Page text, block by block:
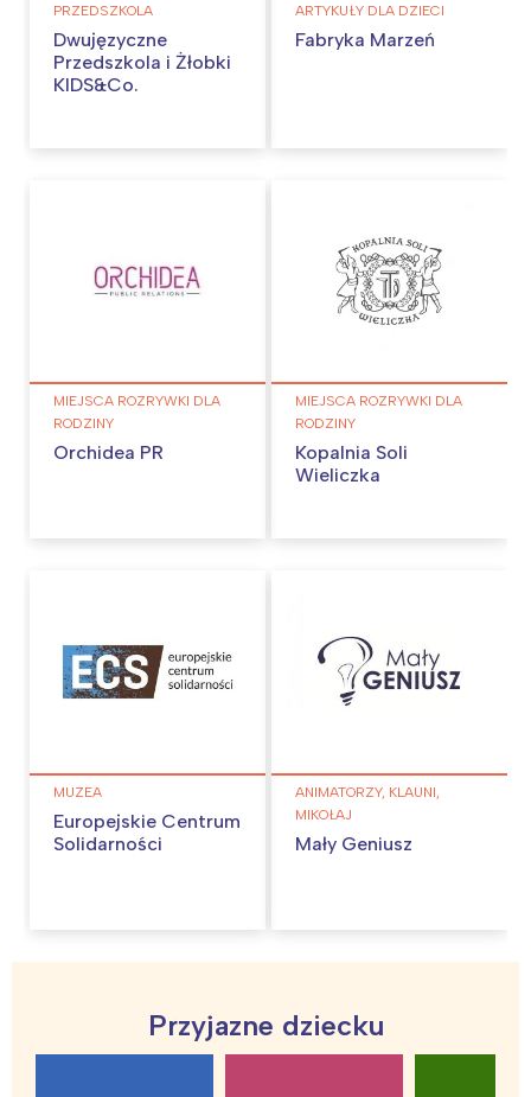
PRZEDSZKOLA
Dwujęzyczne
Przedszkola i Żłobki
KIDS&Co.
ARTYKUŁY DLA DZIECI
Fabryka Marzeń
MIEJSCA ROZRYWKI DLA
RODZINY
Orchidea PR
MIEJSCA ROZRYWKI DLA
RODZINY
Kopalnia Soli
Wieliczka
MUZEA
Europejskie Centrum
Solidarności
ANIMATORZY, KLAUNI,
MIKOŁAJ
Mały Geniusz
Przyjazne dziecku
Interesują mnie wydarzenia z
tego regionu: